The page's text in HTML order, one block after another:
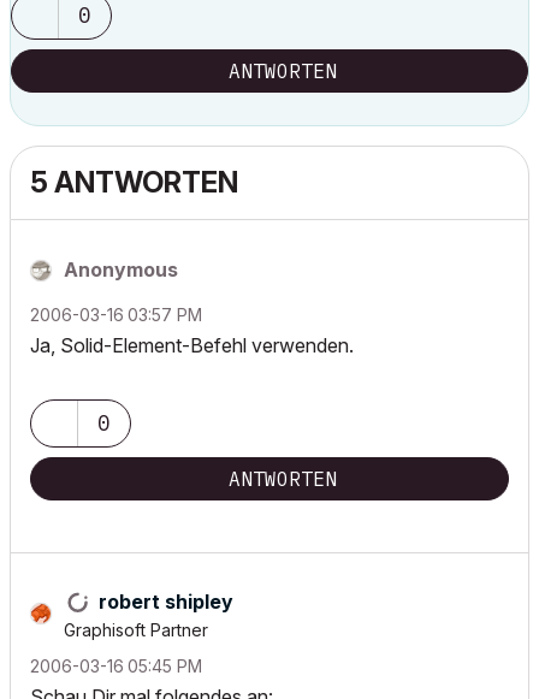
0
ANTWORTEN
5 ANTWORTEN
Anonymous
‎2006-03-16 03:57 PM
Ja, Solid-Element-Befehl verwenden.
0
ANTWORTEN
robert shipley
Graphisoft Partner
‎2006-03-16 05:45 PM